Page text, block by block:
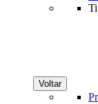
Voltar